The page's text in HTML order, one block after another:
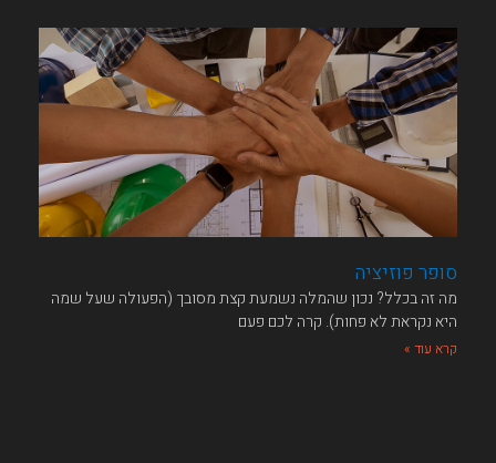
סופר פוזיציה
מה זה בכלל?​ נכון שהמלה נשמעת קצת מסובך (הפעולה שעל שמה
היא נקראת לא פחות). קרה לכם פעם
קרא עוד »